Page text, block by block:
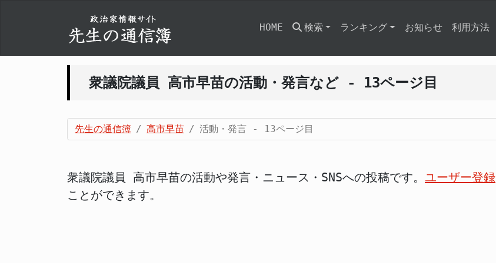
HOME 検索 ランキング お知らせ 利用方法
衆議院議員 高市早苗の活動・発言など - 13ページ目
先生の通信簿 高市早苗 活動・発言 - 13ページ目
衆議院議員 高市早苗の活動や発言・ニュース・SNSへの投稿です。 ユーザー登録
ことができます。